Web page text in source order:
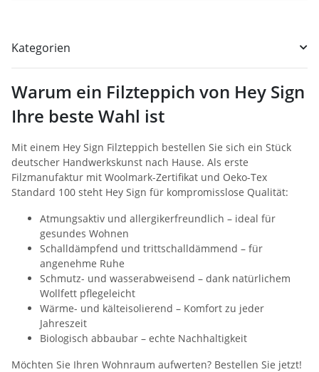
Kategorien
Warum ein Filzteppich von Hey Sign
Ihre beste Wahl ist
Mit einem Hey Sign Filzteppich bestellen Sie sich ein Stück
deutscher Handwerkskunst nach Hause. Als erste
Filzmanufaktur mit Woolmark-Zertifikat und Oeko-Tex
Standard 100 steht Hey Sign für kompromisslose Qualität:
Atmungsaktiv und allergikerfreundlich – ideal für
gesundes Wohnen
Schalldämpfend und trittschalldämmend – für
angenehme Ruhe
Schmutz- und wasserabweisend – dank natürlichem
Wollfett pflegeleicht
Wärme- und kälteisolierend – Komfort zu jeder
Jahreszeit
Biologisch abbaubar – echte Nachhaltigkeit
Möchten Sie Ihren Wohnraum aufwerten? Bestellen Sie jetzt!